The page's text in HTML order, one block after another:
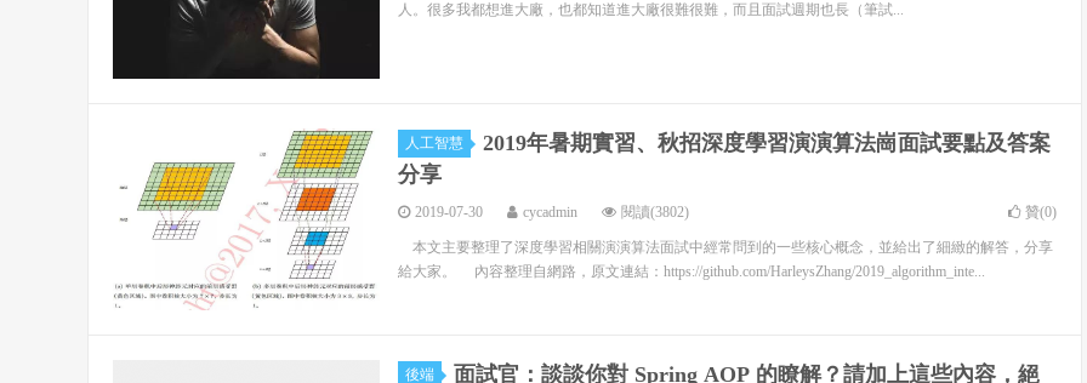
人。很多我都想進大廠，也都知道進大廠很難很難，而且面試週期也長（筆試...
人工智慧
2019年暑期實習、秋招深度學習演演算法崗面試要點及答案
分享
2019-07-30 cycadmin 閱讀(3802) 贊(0)
本文主要整理了深度學習相關演演算法面試中經常問到的一些核心概念，並給出了細緻的解答，分享
給大家。 內容整理自網路，原文連結：https://github.com/HarleysZhang/2019_algorithm_inte...
後端
面試官：談談你對 Spring AOP 的瞭解？請加上這些內容，絕